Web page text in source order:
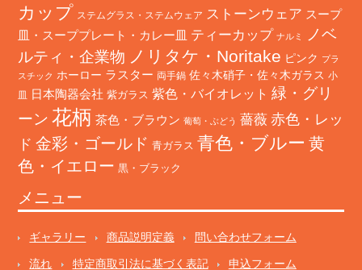
カップ ステムグラス・ステムウェア ストーンウェア スープ
皿・スーププレート・カレー皿 ティーカップ ナルミ
ノベ
ルティ・企業物 ノリタケ・Noritake ピンク プラ
スチック ホーロー ラスター 両手鍋 佐々木硝子・佐々木ガラス 小
皿
日本陶器会社 紫ガラス 紫色・バイオレット 緑・グリ
ーン 花柄 茶色・ブラウン 葡萄・ぶどう 薔薇 赤色・レッ
ド 金彩・ゴールド 青ガラス 青色・ブルー 黄
色・イエロー 黒・ブラック
メニュー
ギャラリー 商品説明定義 問い合わせフォーム
流れ 特定商取引法に基づく表記 申込フォーム